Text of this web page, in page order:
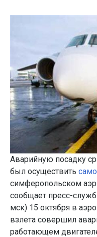
Аварийную посадку
был осуществить
симферопольском
сообщает пресс-
мск) 15 октября в
взлета совершил
работающем